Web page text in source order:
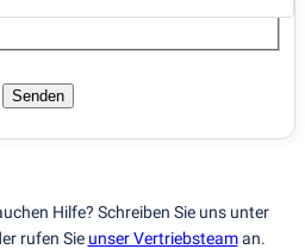
Senden
Hilfe? Schreiben Sie uns unter
rufen Sie unser Vertriebsteaman.